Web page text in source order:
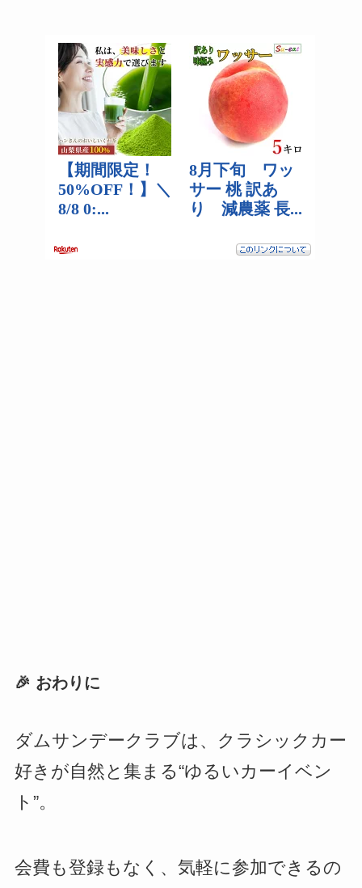
🎉 おわりに
ダムサンデークラブは、クラシックカー
好きが自然と集まる“ゆるいカーイベン
ト”。
会費も登録もなく、気軽に参加できるの